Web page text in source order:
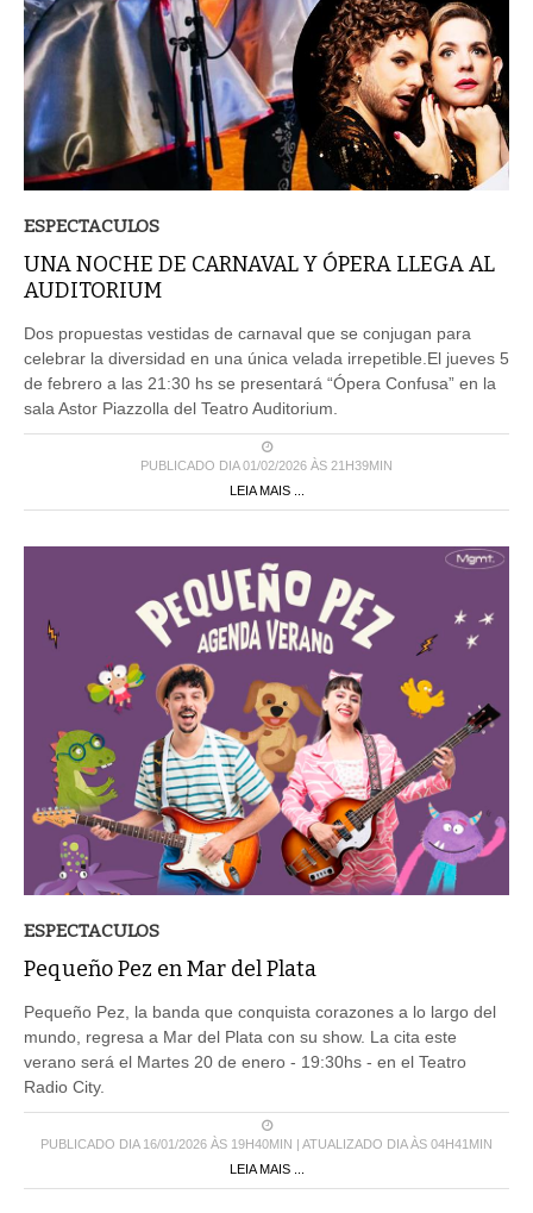
ESPECTACULOS
UNA NOCHE DE CARNAVAL Y ÓPERA LLEGA AL
AUDITORIUM
Dos propuestas vestidas de carnaval que se conjugan para
celebrar la diversidad en una única velada irrepetible.El jueves 5
de febrero a las 21:30 hs se presentará “Ópera Confusa” en la
sala Astor Piazzolla del Teatro Auditorium.
PUBLICADO DIA 01/02/2026 ÀS 21H39MIN
LEIA MAIS ...
ESPECTACULOS
Pequeño Pez en Mar del Plata
Pequeño Pez, la banda que conquista corazones a lo largo del
mundo, regresa a Mar del Plata con su show. La cita este
verano será el Martes 20 de enero - 19:30hs - en el Teatro
Radio City.
PUBLICADO DIA 16/01/2026 ÀS 19H40MIN | ATUALIZADO DIA ÀS 04H41MIN
LEIA MAIS ...